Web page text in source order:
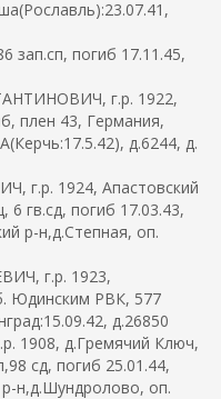
погиб 17.11.45,
г.р. 1922,
плен 43, Германия,
д.6244, д.
1924, Апастовский
гв.сд, погиб 17.03.43,
р-н,д.Степная, оп.
г.р. 1923,
Юдинским РВК, 577
д.26850
1908, д.Гремячий Ключ,
сд, погиб 25.01.44,
н,д.Шундролово, оп.